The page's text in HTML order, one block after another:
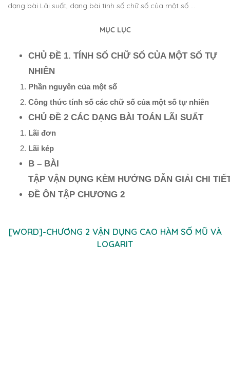
dạng bài Lãi suất, dạng bài tính số chữ số của một số …
MỤC LỤC
CHỦ ĐỀ 1. TÍNH SỐ CHỮ SỐ CỦA MỘT SỐ TỰ
NHIÊN
Phần nguyên của một số
Công thức tính số các chữ số của một số tự nhiên
CHỦ ĐỀ 2 CÁC DẠNG BÀI TOÁN LÃI SUẤT
Lãi đơn
Lãi kép
B – BÀI
TẬP VẬN DỤNG KÈM HƯỚNG DẪN GIẢI CHI
ĐỀ ÔN TẬP CHƯƠNG 2
[WORD]-CHƯƠNG 2 VẬN DỤNG CAO HÀM SỐ MŨ VÀ
LOGARIT